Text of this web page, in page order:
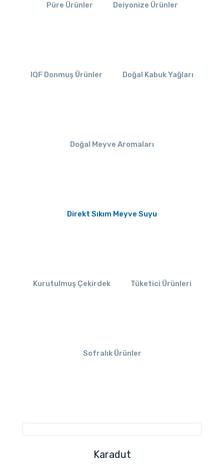
Püre Ürünler Deiyonize Ürünler
IQF Donmuş Ürünler Doğal Kabuk Yağları
Doğal Meyve Aromaları
Direkt Sıkım Meyve Suyu
Kurutulmuş Çekirdek Tüketici Ürünleri
Sofralık Ürünler
Karadut